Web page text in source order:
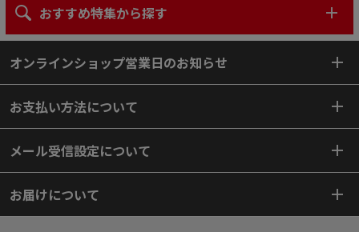
おすすめ特集から探す
オンラインショップ営業日のお知らせ
お支払い方法について
メール受信設定について
お届けについて